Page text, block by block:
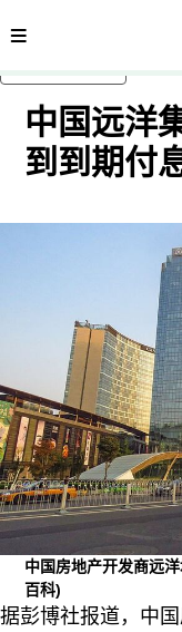
内容分类
中国远洋
到到期付
中国房地产开发商远
百科)
据彭博社报道，中